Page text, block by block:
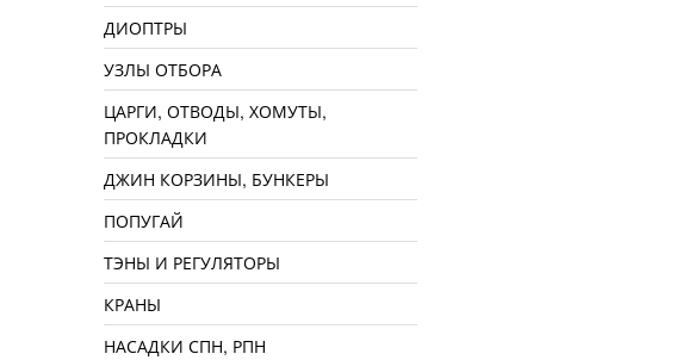
ДИОПТРЫ
УЗЛЫ ОТБОРА
ЦАРГИ, ОТВОДЫ, ХОМУТЫ,
ПРОКЛАДКИ
ДЖИН КОРЗИНЫ, БУНКЕРЫ
ПОПУГАЙ
ТЭНЫ И РЕГУЛЯТОРЫ
КРАНЫ
НАСАДКИ СПН, РПН